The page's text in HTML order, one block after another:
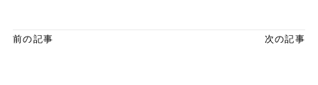
前の記事 次の記事